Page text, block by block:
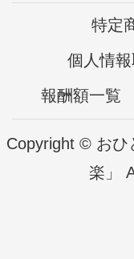
特定
個人情
報酬額一覧
Copyright © おひ
楽」